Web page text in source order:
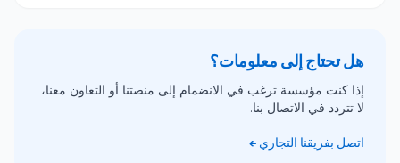
هل تحتاج إلى معلومات؟
إذا كنت مؤسسة ترغب في الانضمام إلى منصتنا أو التعاون معنا،
لا تتردد في الاتصال بنا.
اتصل بفريقنا التجاري ←